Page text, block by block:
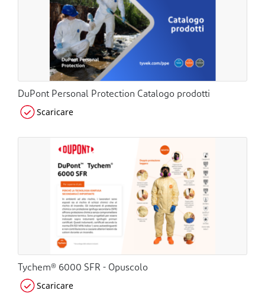
DuPont Personal Protection Catalogo prodotti
Scaricare
Tychem® 6000 SFR - Opuscolo
Scaricare